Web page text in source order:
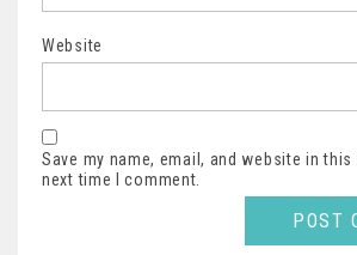
Website
Save my name, email, and website in
next time I comment.